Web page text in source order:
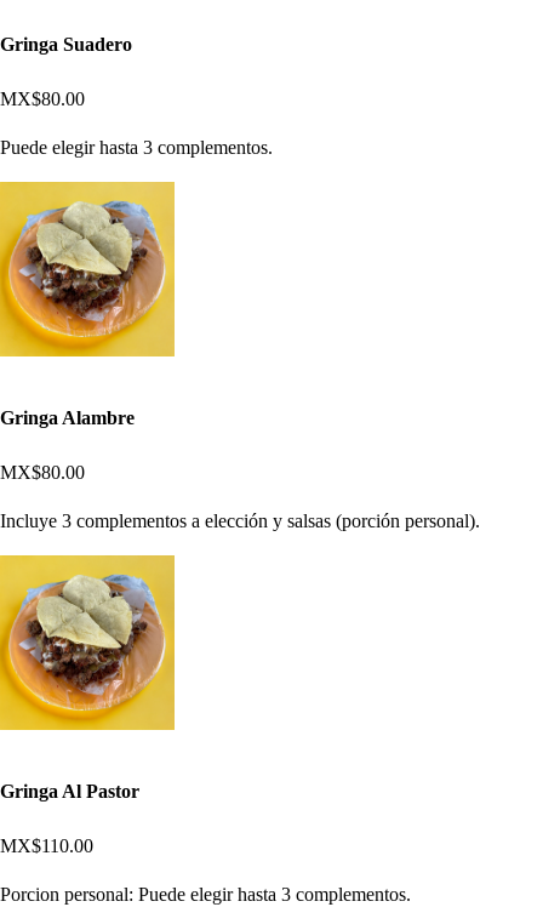
Gringa Suadero
MX$80.00
Puede elegir hasta 3 complementos.
Gringa Alambre
MX$80.00
Incluye 3 complementos a elección y salsas (porción personal).
Gringa Al Pastor
MX$110.00
Porcion personal: Puede elegir hasta 3 complementos.